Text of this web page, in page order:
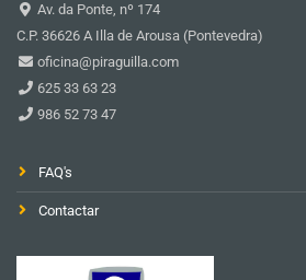
Av. da Ponte, nº 174
C.P. 36626 A Illa de Arousa (Pontevedra)
oficina@piraguilla.com
625 33 63 23
986 52 73 47
FAQ's
Contactar